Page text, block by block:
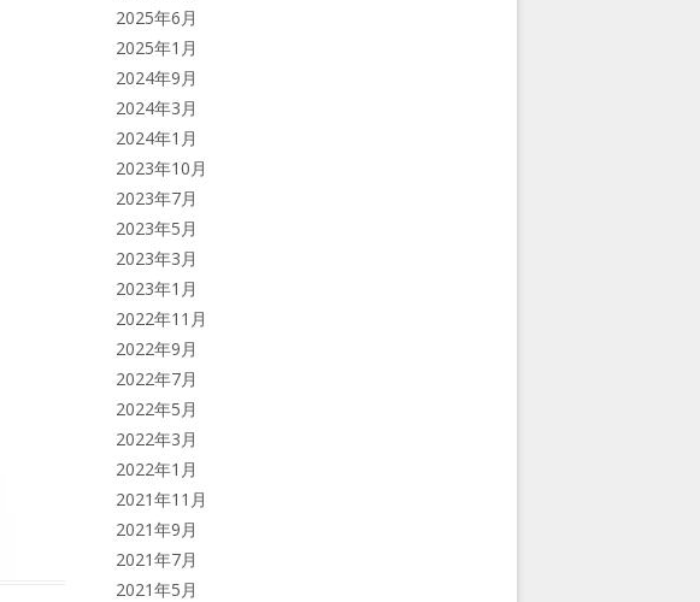
2025年6月
2025年1月
2024年9月
2024年3月
2024年1月
2023年10月
2023年7月
2023年5月
2023年3月
2023年1月
2022年11月
2022年9月
2022年7月
2022年5月
2022年3月
2022年1月
2021年11月
2021年9月
2021年7月
2021年5月